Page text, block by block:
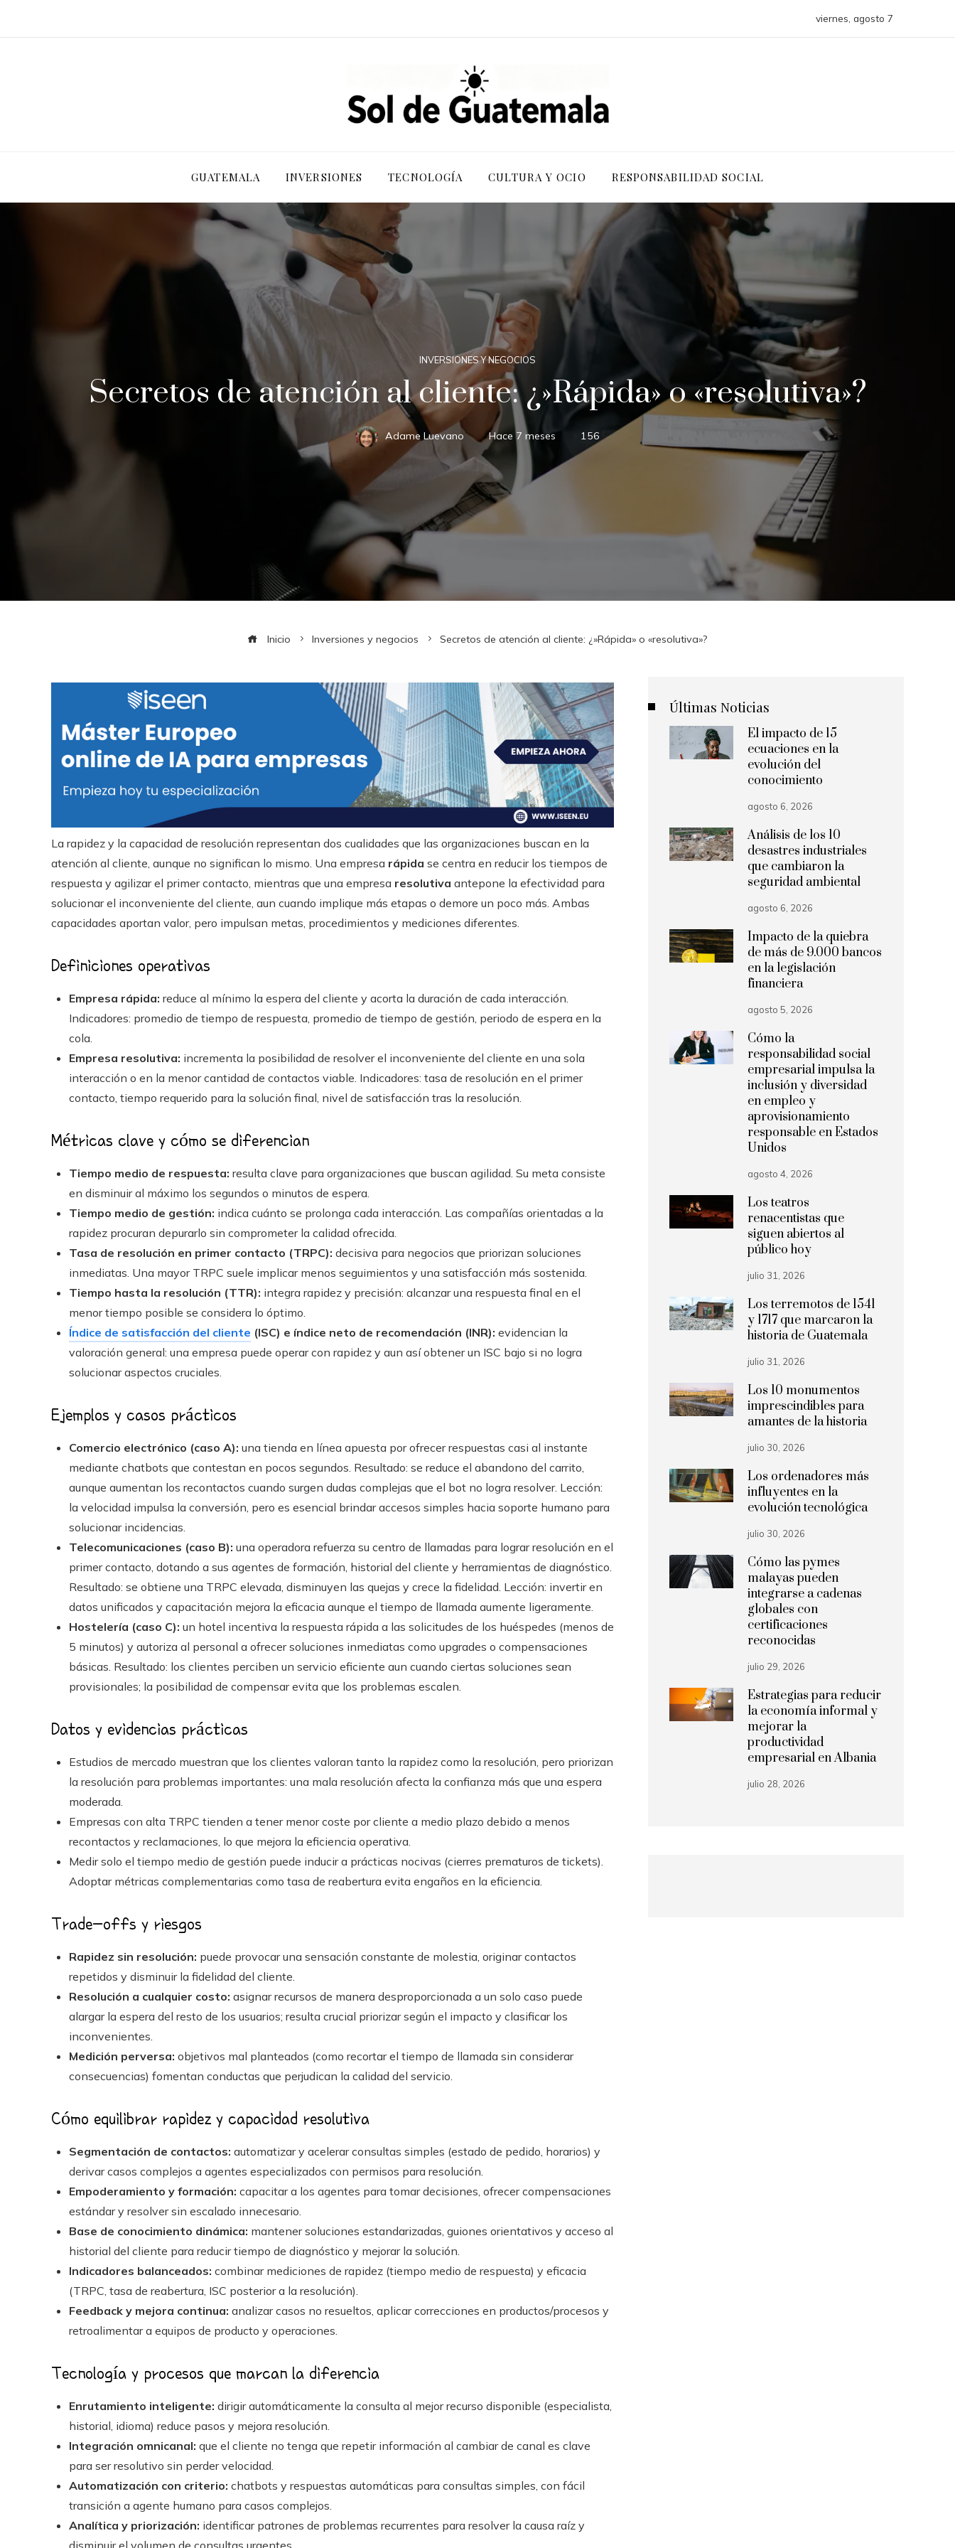
viernes, agosto 7
GUATEMALA INVERSIONES TECNOLOGÍA CULTURA Y OCIO RESPONSABILIDAD SOCIAL
INVERSIONES Y NEGOCIOS
Secretos de atención al cliente: ¿»Rápida» o «resolutiva»?
Adame Luevano Hace 7 meses 156
Inicio Inversiones y negocios Secretos de atención al cliente: ¿»Rápida» o «resolutiva»?
La rapidez y la capacidad de resolución representan dos cualidades que las organizaciones buscan en la
atención al cliente, aunque no significan lo mismo. Una empresa rápida se centra en reducir los tiempos de
respuesta y agilizar el primer contacto, mientras que una empresa resolutiva antepone la efectividad para
solucionar el inconveniente del cliente, aun cuando implique más etapas o demore un poco más. Ambas
capacidades aportan valor, pero impulsan metas, procedimientos y mediciones diferentes.
Definiciones operativas
Empresa rápida: reduce al mínimo la espera del cliente y acorta la duración de cada interacción.
Indicadores: promedio de tiempo de respuesta, promedio de tiempo de gestión, periodo de espera en la
cola.
Empresa resolutiva: incrementa la posibilidad de resolver el inconveniente del cliente en una sola
interacción o en la menor cantidad de contactos viable. Indicadores: tasa de resolución en el primer
contacto, tiempo requerido para la solución final, nivel de satisfacción tras la resolución.
Métricas clave y cómo se diferencian
Tiempo medio de respuesta: resulta clave para organizaciones que buscan agilidad. Su meta consiste
en disminuir al máximo los segundos o minutos de espera.
Tiempo medio de gestión: indica cuánto se prolonga cada interacción. Las compañías orientadas a la
rapidez procuran depurarlo sin comprometer la calidad ofrecida.
Tasa de resolución en primer contacto (TRPC): decisiva para negocios que priorizan soluciones
inmediatas. Una mayor TRPC suele implicar menos seguimientos y una satisfacción más sostenida.
Tiempo hasta la resolución (TTR): integra rapidez y precisión: alcanzar una respuesta final en el
menor tiempo posible se considera lo óptimo.
Índice de satisfacción del cliente (ISC) e índice neto de recomendación (INR): evidencian la
valoración general: una empresa puede operar con rapidez y aun así obtener un ISC bajo si no logra
solucionar aspectos cruciales.
Ejemplos y casos prácticos
Comercio electrónico (caso A): una tienda en línea apuesta por ofrecer respuestas casi al instante
mediante chatbots que contestan en pocos segundos. Resultado: se reduce el abandono del carrito,
aunque aumentan los recontactos cuando surgen dudas complejas que el bot no logra resolver. Lección:
la velocidad impulsa la conversión, pero es esencial brindar accesos simples hacia soporte humano para
solucionar incidencias.
Telecomunicaciones (caso B): una operadora refuerza su centro de llamadas para lograr resolución en el
primer contacto, dotando a sus agentes de formación, historial del cliente y herramientas de diagnóstico.
Resultado: se obtiene una TRPC elevada, disminuyen las quejas y crece la fidelidad. Lección: invertir en
datos unificados y capacitación mejora la eficacia aunque el tiempo de llamada aumente ligeramente.
Hostelería (caso C): un hotel incentiva la respuesta rápida a las solicitudes de los huéspedes (menos de
5 minutos) y autoriza al personal a ofrecer soluciones inmediatas como upgrades o compensaciones
básicas. Resultado: los clientes perciben un servicio eficiente aun cuando ciertas soluciones sean
provisionales; la posibilidad de compensar evita que los problemas escalen.
Datos y evidencias prácticas
Estudios de mercado muestran que los clientes valoran tanto la rapidez como la resolución, pero priorizan
la resolución para problemas importantes: una mala resolución afecta la confianza más que una espera
moderada.
Empresas con alta TRPC tienden a tener menor coste por cliente a medio plazo debido a menos
recontactos y reclamaciones, lo que mejora la eficiencia operativa.
Medir solo el tiempo medio de gestión puede inducir a prácticas nocivas (cierres prematuros de tickets).
Adoptar métricas complementarias como tasa de reabertura evita engaños en la eficiencia.
Trade-offs y riesgos
Rapidez sin resolución: puede provocar una sensación constante de molestia, originar contactos
repetidos y disminuir la fidelidad del cliente.
Resolución a cualquier costo: asignar recursos de manera desproporcionada a un solo caso puede
alargar la espera del resto de los usuarios; resulta crucial priorizar según el impacto y clasificar los
inconvenientes.
Medición perversa: objetivos mal planteados (como recortar el tiempo de llamada sin considerar
consecuencias) fomentan conductas que perjudican la calidad del servicio.
Cómo equilibrar rapidez y capacidad resolutiva
Segmentación de contactos: automatizar y acelerar consultas simples (estado de pedido, horarios) y
derivar casos complejos a agentes especializados con permisos para resolución.
Empoderamiento y formación: capacitar a los agentes para tomar decisiones, ofrecer compensaciones
estándar y resolver sin escalado innecesario.
Base de conocimiento dinámica: mantener soluciones estandarizadas, guiones orientativos y acceso al
historial del cliente para reducir tiempo de diagnóstico y mejorar la solución.
Indicadores balanceados: combinar mediciones de rapidez (tiempo medio de respuesta) y eficacia
(TRPC, tasa de reabertura, ISC posterior a la resolución).
Feedback y mejora continua: analizar casos no resueltos, aplicar correcciones en productos/procesos y
retroalimentar a equipos de producto y operaciones.
Tecnología y procesos que marcan la diferencia
Enrutamiento inteligente: dirigir automáticamente la consulta al mejor recurso disponible (especialista,
historial, idioma) reduce pasos y mejora resolución.
Integración omnicanal: que el cliente no tenga que repetir información al cambiar de canal es clave
para ser resolutivo sin perder velocidad.
Automatización con criterio: chatbots y respuestas automáticas para consultas simples, con fácil
transición a agente humano para casos complejos.
Analítica y priorización: identificar patrones de problemas recurrentes para resolver la causa raíz y
Últimas Noticias
El impacto de 15
ecuaciones en la
evolución del
conocimiento
agosto 6, 2026
Análisis de los 10
desastres industriales
que cambiaron la
seguridad ambiental
agosto 6, 2026
Impacto de la quiebra
de más de 9.000 bancos
en la legislación
financiera
agosto 5, 2026
Cómo la
responsabilidad social
empresarial impulsa la
inclusión y diversidad
en empleo y
aprovisionamiento
responsable en Estados
Unidos
agosto 4, 2026
Los teatros
renacentistas que
siguen abiertos al
público hoy
julio 31, 2026
Los terremotos de 1541
y 1717 que marcaron la
historia de Guatemala
julio 31, 2026
Los 10 monumentos
imprescindibles para
amantes de la historia
julio 30, 2026
Los ordenadores más
influyentes en la
evolución tecnológica
julio 30, 2026
Cómo las pymes
malayas pueden
integrarse a cadenas
globales con
certificaciones
reconocidas
julio 29, 2026
Estrategias para reducir
la economía informal y
mejorar la
productividad
empresarial en Albania
julio 28, 2026